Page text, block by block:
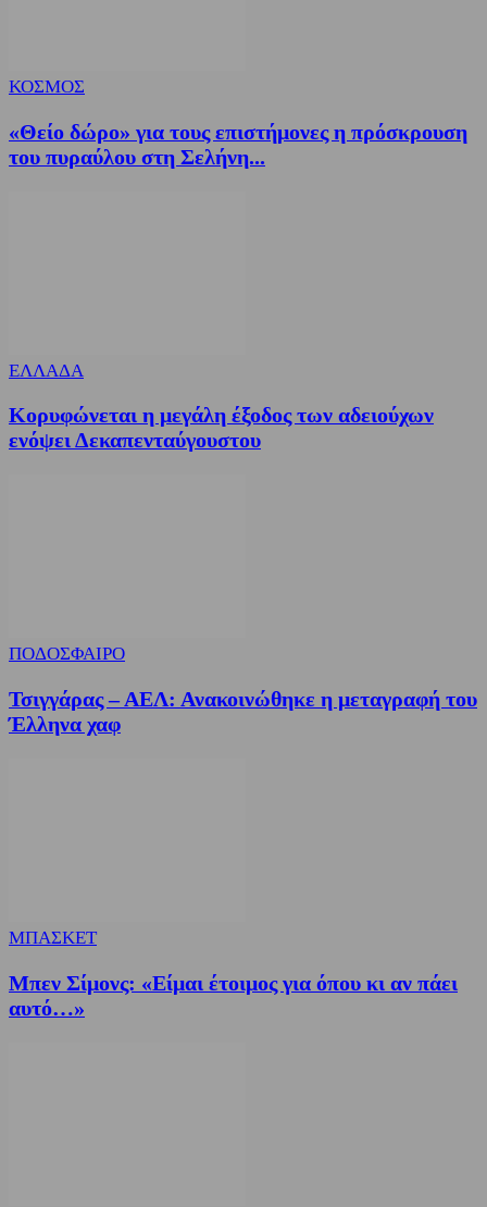
ΚΟΣΜΟΣ
«Θείο δώρο» για τους επιστήμονες η πρόσκρουση
του πυραύλου στη Σελήνη...
ΕΛΛΑΔΑ
Κορυφώνεται η μεγάλη έξοδος των αδειούχων
ενόψει Δεκαπενταύγουστου
ΠΟΔΟΣΦΑΙΡΟ
Τσιγγάρας – ΑΕΛ: Ανακοινώθηκε η μεταγραφή του
Έλληνα χαφ
ΜΠΑΣΚΕΤ
Μπεν Σίμονς: «Είμαι έτοιμος για όπου κι αν πάει
αυτό…»